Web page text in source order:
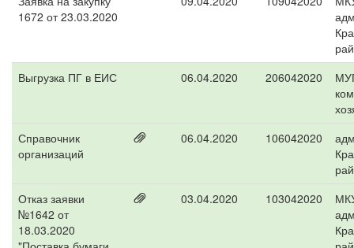
1672 от 23.03.2020
Выгрузка ПГ в ЕИС
06.04.2020 206042020
Справочник
организаций
06.04.2020 106042020
Отказ заявки
№1642 от
18.03.2020
03.04.2020 103042020